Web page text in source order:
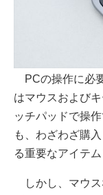
PCの操作に必
はマウスおよび
ッチパッドで操
も、わざわざ購
る重要なアイテム
しかし、マウス